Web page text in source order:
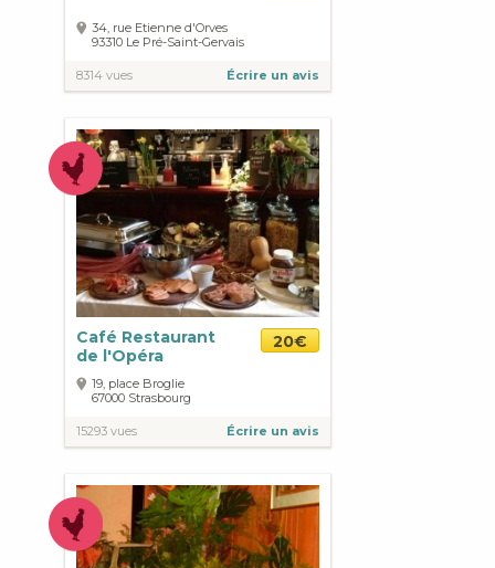
34, rue Etienne d'Orves
93310 Le Pré-Saint-Gervais
8314 vues Écrire un avis
Café Restaurant
de l'Opéra
20€
19, place Broglie
67000 Strasbourg
15293 vues Écrire un avis